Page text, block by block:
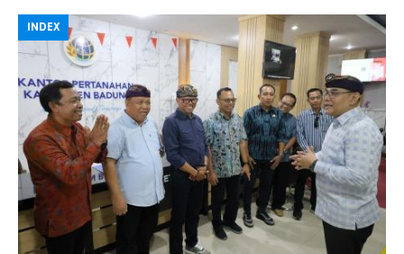
INDEX